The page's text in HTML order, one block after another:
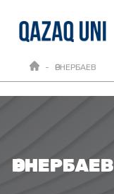
ӨРНЕРБАЕВ
ӨРНЕРБАЕВ